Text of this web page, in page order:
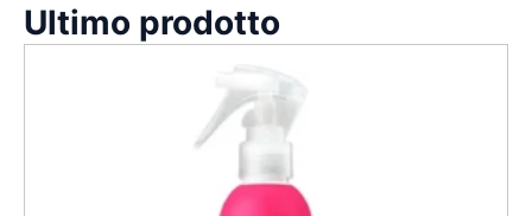
Ultimo prodotto